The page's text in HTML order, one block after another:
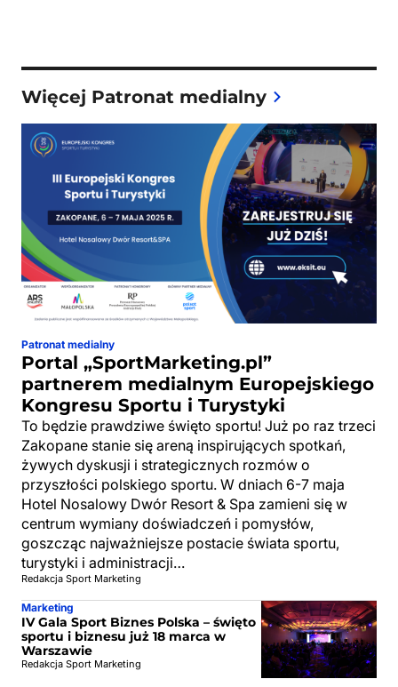
Więcej Patronat medialny
Patronat medialny
Portal „SportMarketing.pl”
partnerem medialnym Europejskiego
Kongresu Sportu i Turystyki
To będzie prawdziwe święto sportu! Już po raz trzeci
Zakopane stanie się areną inspirujących spotkań,
żywych dyskusji i strategicznych rozmów o
przyszłości polskiego sportu. W dniach 6-7 maja
Hotel Nosalowy Dwór Resort & Spa zamieni się w
centrum wymiany doświadczeń i pomysłów,
goszcząc najważniejsze postacie świata sportu,
turystyki i administracji…
Redakcja Sport Marketing
Marketing
IV Gala Sport Biznes Polska – święto
sportu i biznesu już 18 marca w
Warszawie
Redakcja Sport Marketing